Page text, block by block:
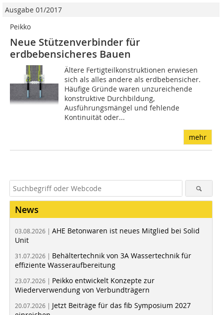
Ausgabe 01/2017
Peikko
Neue Stützenverbinder für
erdbebensicheres Bauen
Ältere Fertigteilkonstruktionen erwiesen
sich als alles andere als erdbebensicher.
Häufige Gründe waren unzureichende
konstruktive Durchbildung,
Ausführungsmängel und fehlende
Kontinuität oder...
mehr
News
03.08.2026 | AHE Betonwaren ist neues Mitglied bei Solid
Unit
31.07.2026 | Behältertechnik von 3A Wassertechnik für
effiziente Wasseraufbereitung
23.07.2026 | Peikko entwickelt Konzepte zur
Wiederverwendung von Verbundträgern
20.07.2026 | Jetzt Beiträge für das fib Symposium 2027